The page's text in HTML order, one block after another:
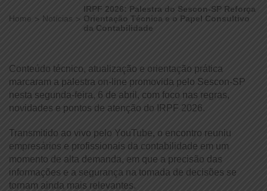
Home Notícias
IRPF 2026: Palestra do Sescon-SP Reforça
Orientação Técnica e o Papel Consultivo
da Contabilidade
Conteúdo técnico, atualização e orientação prática
marcaram a palestra on-line promovida pelo Sescon-SP
nesta segunda-feira, 6 de abril, com foco nas regras,
novidades e pontos de atenção do IRPF 2026.
Transmitido ao vivo pelo YouTube, o encontro reuniu
empresários e profissionais da contabilidade em um
momento de alta demanda, em que a precisão das
informações e a segurança na tomada de decisões se
tornam ainda mais relevantes.